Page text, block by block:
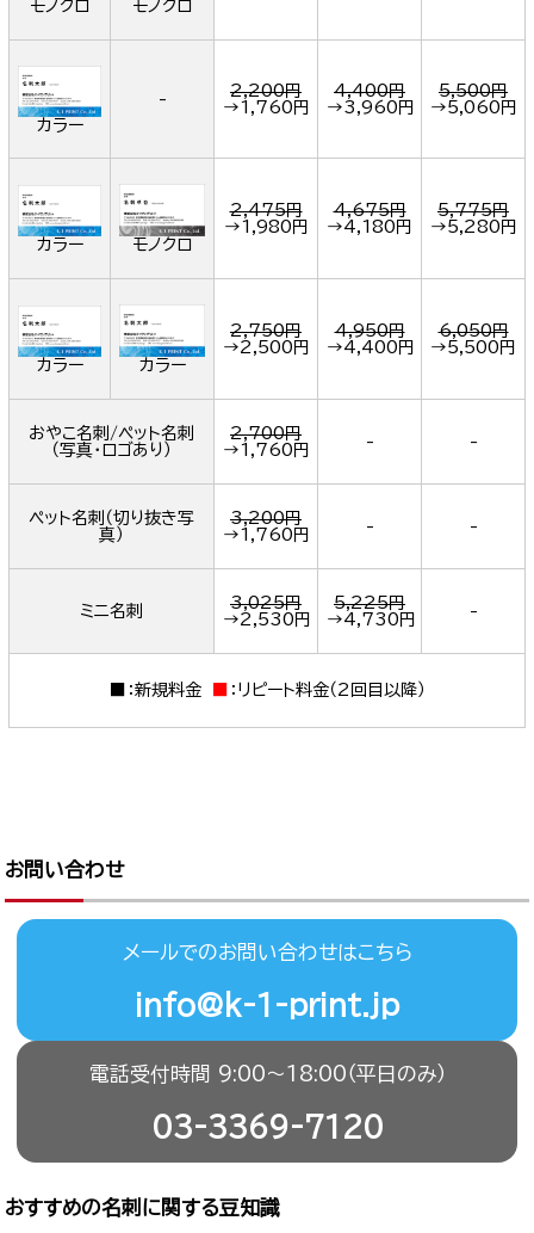
モノクロ モノクロ
カラー
-
2,200円
→1,760円
4,400円
→3,960円
5,500円
→5,060円
カラー モノクロ
2,475円
→1,980円
4,675円
→4,180円
5,775円
→5,280円
カラー カラー
2,750円
→2,500円
4,950円
→4,400円
6,050円
→5,500円
おやこ名刺/ペット名刺
（写真・ロゴあり）
2,700円
→1,760円 - -
ペット名刺（切り抜き写
真）
3,200円
→1,760円 - -
ミニ名刺
3,025円
→2,530円
5,225円
→4,730円 -
：新規料金 ：リピート料金（2回目以降）
お問い合わせ
メールでのお問い合わせはこちら
info@k-1-print.jp
電話受付時間 9:00〜18:00（平日のみ）
03-3369-7120
おすすめの名刺に関する豆知識